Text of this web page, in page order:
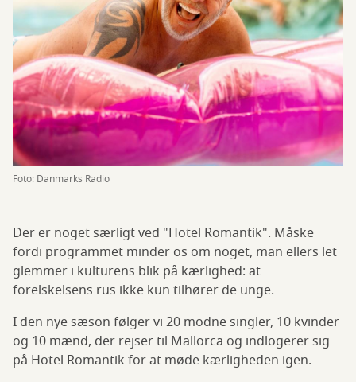
Foto: Danmarks Radio
Der er noget særligt ved "Hotel Romantik". Måske
fordi programmet minder os om noget, man ellers let
glemmer i kulturens blik på kærlighed: at
forelskelsens rus ikke kun tilhører de unge.
I den nye sæson følger vi 20 modne singler, 10 kvinder
og 10 mænd, der rejser til Mallorca og indlogerer sig
på Hotel Romantik for at møde kærligheden igen.